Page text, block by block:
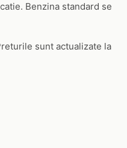
Benzina standard se
sunt actualizate la